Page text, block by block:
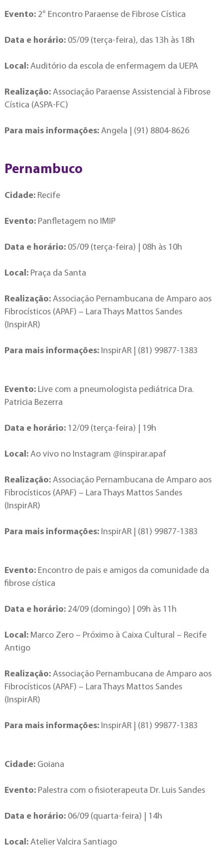
Evento: 2° Encontro Paraense de Fibrose Cística
Data e horário: 05/09 (terça-feira), das 13h às 18h
Local: Auditório da escola de enfermagem da UEPA
Realização: Associação Paraense Assistencial à Fibrose
Cística (ASPA-FC)
Para mais informações: Angela | (91) 8804-8626
Pernambuco
Cidade: Recife
Evento: Panfletagem no IMIP
Data e horário: 05/09 (terça-feira) | 08h às 10h
Local: Praça da Santa
Realização: Associação Pernambucana de Amparo aos
Fibrocísticos (APAF) – Lara Thays Mattos Sandes
(InspirAR)
Para mais informações: InspirAR | (81) 99877-1383
Evento: Live com a pneumologista pediátrica Dra.
Patricia Bezerra
Data e horário: 12/09 (terça-feira) | 19h
Local: Ao vivo no Instagram @inspirar.apaf
Realização: Associação Pernambucana de Amparo aos
Fibrocísticos (APAF) – Lara Thays Mattos Sandes
(InspirAR)
Para mais informações: InspirAR | (81) 99877-1383
Evento: Encontro de pais e amigos da comunidade da
fibrose cística
Data e horário: 24/09 (domingo) | 09h às 11h
Local: Marco Zero – Próximo à Caixa Cultural – Recife
Antigo
Realização: Associação Pernambucana de Amparo aos
Fibrocísticos (APAF) – Lara Thays Mattos Sandes
(InspirAR)
Para mais informações: InspirAR | (81) 99877-1383
Cidade: Goiana
Evento: Palestra com o fisioterapeuta Dr. Luis Sandes
Data e horário: 06/09 (quarta-feira) | 14h
Local: Atelier Valcira Santiago